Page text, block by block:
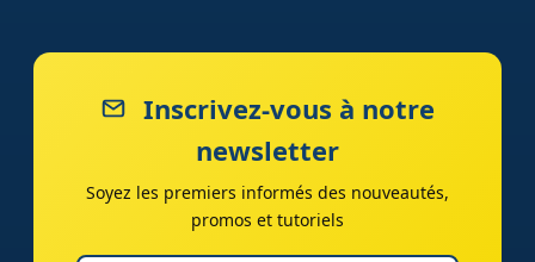
Inscrivez-vous à notre
newsletter
Soyez les premiers informés des nouveautés,
promos et tutoriels